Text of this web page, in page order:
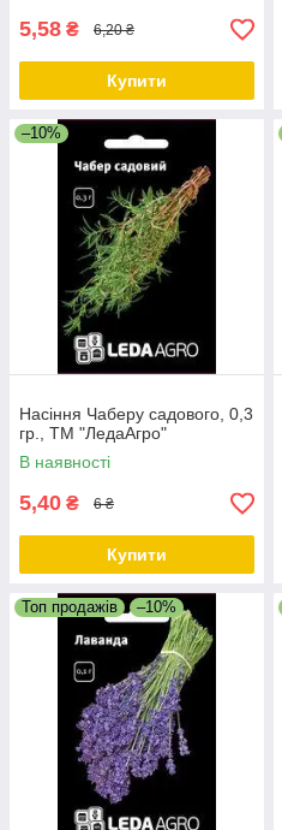
5,58 ₴ 6,20 ₴
Купити
–10%
Насіння Чаберу садового, 0,3
гр., ТМ "ЛедаАгро"
В наявності
5,40 ₴ 6 ₴
Купити
Топ продажів –10%